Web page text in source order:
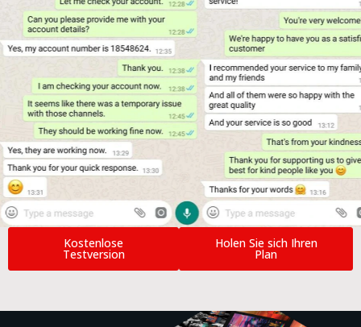
Kostenlose
Testversion
Holen Sie sich Ihren
Plan